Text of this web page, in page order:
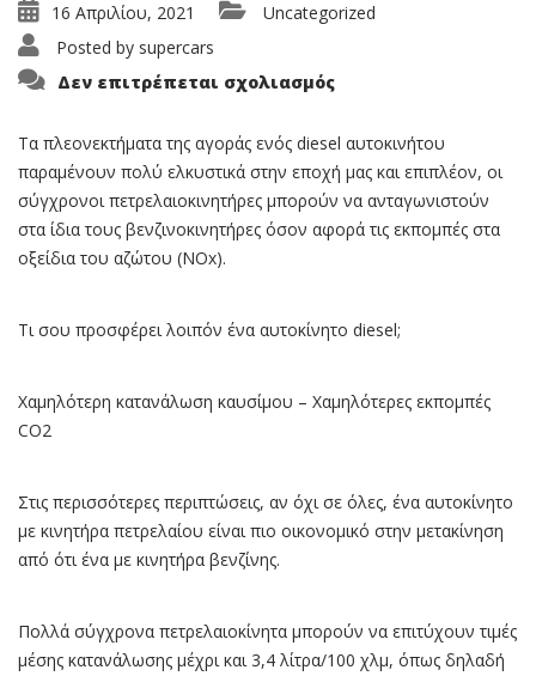
16 Απριλίου, 2021
Uncategorized
Posted by supercars
Δεν επιτρέπεται σχολιασμόςστο
Γιατί
σήμερα
αυτοκίνητο
diesel;
Τα πλεονεκτήματα της αγοράς ενός diesel αυτοκινήτου
παραμένουν πολύ ελκυστικά στην εποχή μας και επιπλέον, οι
σύγχρονοι πετρελαιοκινητήρες μπορούν να ανταγωνιστούν
στα ίδια τους βενζινοκινητήρες όσον αφορά τις εκπομπές στα
οξείδια του αζώτου (NOx).
Τι σου προσφέρει λοιπόν ένα αυτοκίνητο diesel;
Χαμηλότερη κατανάλωση καυσίμου – Χαμηλότερες εκπομπές
CO2
Στις περισσότερες περιπτώσεις, αν όχι σε όλες, ένα αυτοκίνητο
με κινητήρα πετρελαίου είναι πιο οικονομικό στην μετακίνηση
από ότι ένα με κινητήρα βενζίνης.
Πολλά σύγχρονα πετρελαιοκίνητα μπορούν να επιτύχουν τιμές
μέσης κατανάλωσης μέχρι και 3,4 λίτρα/100 χλμ, όπως δηλαδή